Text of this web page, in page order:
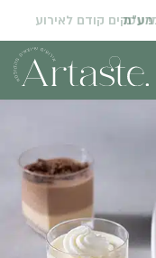
עסקים קודם לאירוע
מע"מ